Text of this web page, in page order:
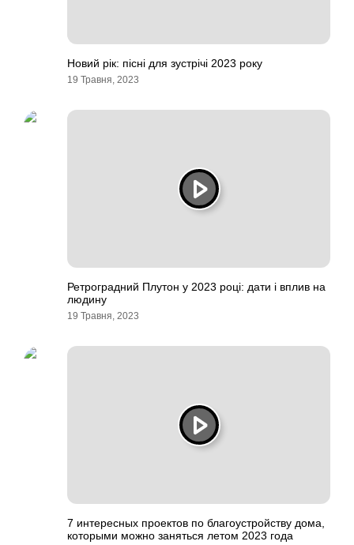
Новий рік: пісні для зустрічі 2023 року
19 Травня, 2023
Ретроградний Плутон у 2023 році: дати і вплив на
людину
19 Травня, 2023
7 интересных проектов по благоустройству дома,
которыми можно заняться летом 2023 года